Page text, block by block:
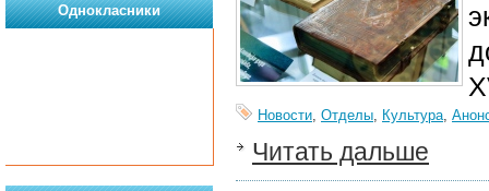
Новости, Отделы, Культура,
Читать дальше
Однокласники